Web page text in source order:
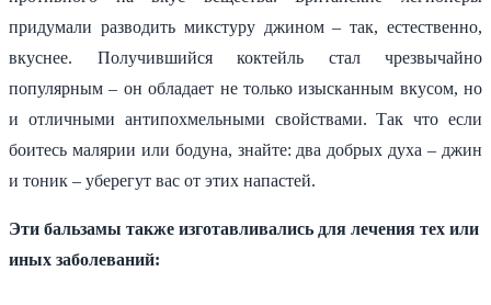
придумали разводить микстуру джином – так, естественно,
вкуснее. Получившийся коктейль стал чрезвычайно
популярным – он обладает не только изысканным вкусом, но
и отличными антипохмельными свойствами. Так что если
боитесь малярии или бодуна, знайте: два добрых духа – джин
и тоник – уберегут вас от этих напастей.
Эти бальзамы также изготавливались для лечения тех или
иных заболеваний: